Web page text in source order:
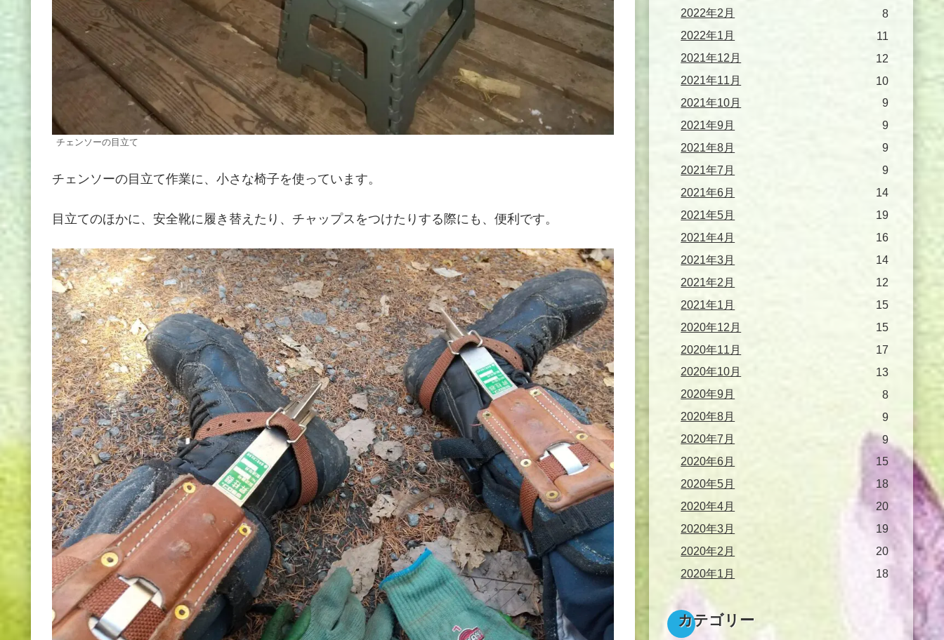
チェンソーの目立て
チェンソーの目立て作業に、小さな椅子を使っています。
目立てのほかに、安全靴に履き替えたり、チャップスをつけたりする際にも、便利です。
2022年2月
8
2022年1月
11
2021年12月
12
2021年11月
10
2021年10月
9
2021年9月
9
2021年8月
9
2021年7月
9
2021年6月
14
2021年5月
19
2021年4月
16
2021年3月
14
2021年2月
12
2021年1月
15
2020年12月
15
2020年11月
17
2020年10月
13
2020年9月
8
2020年8月
9
2020年7月
9
2020年6月
15
2020年5月
18
2020年4月
20
2020年3月
19
2020年2月
20
2020年1月
18
カテゴリー